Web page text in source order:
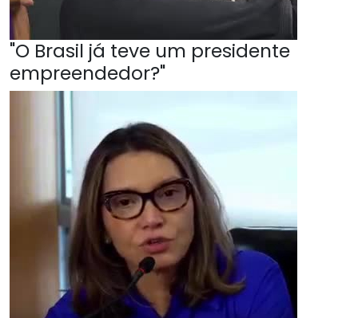
"O Brasil já teve um presidente
empreendedor?"